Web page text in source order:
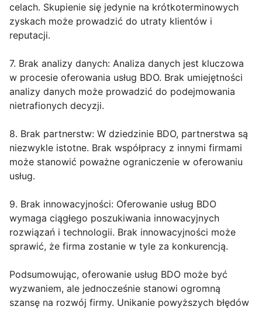
celach. Skupienie się jedynie na krótkoterminowych
zyskach może prowadzić do utraty klientów i
reputacji.
7. Brak analizy danych: Analiza danych jest kluczowa
w procesie oferowania usług BDO. Brak umiejętności
analizy danych może prowadzić do podejmowania
nietrafionych decyzji.
8. Brak partnerstw: W dziedzinie BDO, partnerstwa są
niezwykle istotne. Brak współpracy z innymi firmami
może stanowić poważne ograniczenie w oferowaniu
usług.
9. Brak innowacyjności: Oferowanie usług BDO
wymaga ciągłego poszukiwania innowacyjnych
rozwiązań i technologii. Brak innowacyjności może
sprawić, że firma zostanie w tyle za konkurencją.
Podsumowując, oferowanie usług BDO może być
wyzwaniem, ale jednocześnie stanowi ogromną
szansę na rozwój firmy. Unikanie powyższych błędów